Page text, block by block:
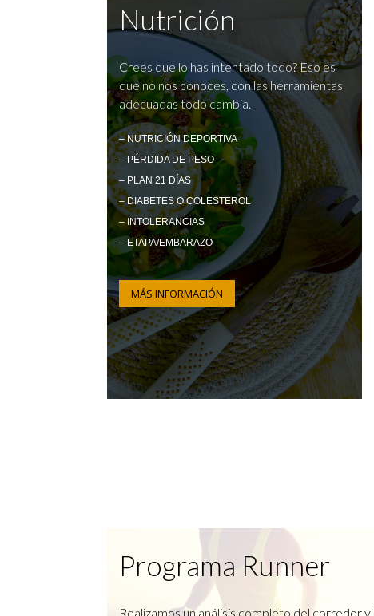
Nutrición
Crees que lo has intentado todo? Eso es
que no nos conoces, con las herramientas
adecuadas todo cambia.
– NUTRICIÓN DEPORTIVA
– PÉRDIDA DE PESO
– PLAN 21 DÍAS
– DIABETES O COLESTEROL
– INTOLERANCIAS
– ETAPA/EMBARAZO
MÁS INFORMACIÓN
Programa Runner
Realizamos un análisis completo del corredor